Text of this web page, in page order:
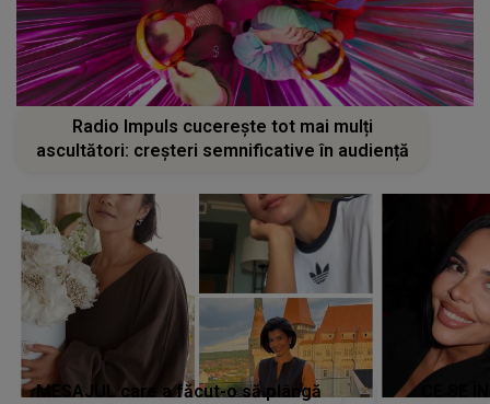
Radio Impuls cucerește tot mai mulți
ascultători: creșteri semnificative în audiență
MESAJUL care a făcut-o să plângă